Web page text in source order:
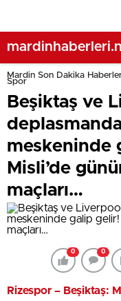
Mardin Son Dakika
Spor
Beşiktaş ve
meskeninde
Misli’de
maçları…
0 0
Rizespor – Beşiktaş: